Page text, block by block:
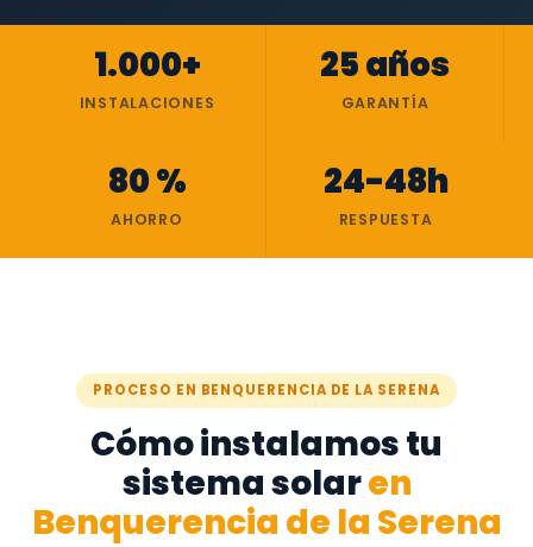
1.000+
INSTALACIONES
25 años
GARANTÍA
80 %
AHORRO
24-48h
RESPUESTA
PROCESO EN BENQUERENCIA DE LA SERENA
Cómo instalamos tu
sistema solaren
Benquerencia de la Serena